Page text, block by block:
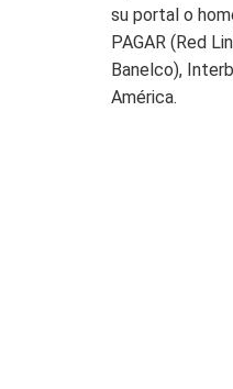
su portal o
PAGAR (Red
Banelco),
América.